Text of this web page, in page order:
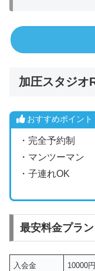
加圧スタジオ
おすすめポイント
・完全予約制
・マンツーマン
・子連れOK
最安料金プラン
入会金 10000円